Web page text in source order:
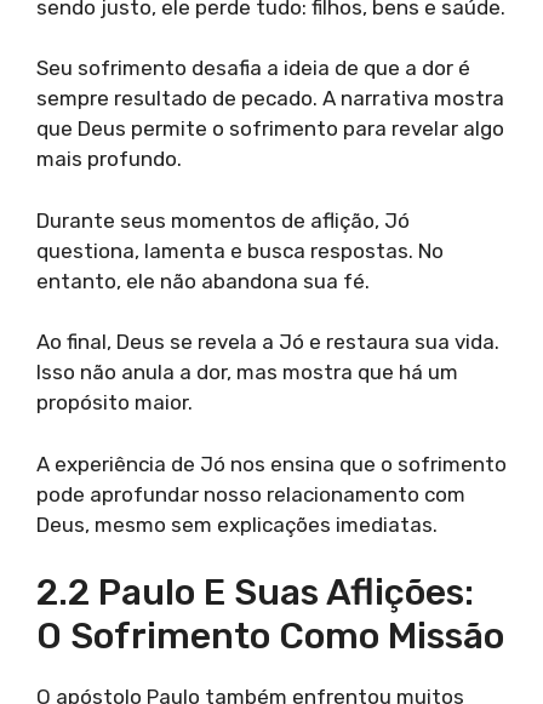
sendo justo, ele perde tudo: filhos, bens e saúde.
Seu sofrimento desafia a ideia de que a dor é
sempre resultado de pecado. A narrativa mostra
que Deus permite o sofrimento para revelar algo
mais profundo.
Durante seus momentos de aflição, Jó
questiona, lamenta e busca respostas. No
entanto, ele não abandona sua fé.
Ao final, Deus se revela a Jó e restaura sua vida.
Isso não anula a dor, mas mostra que há um
propósito maior.
A experiência de Jó nos ensina que o sofrimento
pode aprofundar nosso relacionamento com
Deus, mesmo sem explicações imediatas.
2.2 Paulo E Suas Aflições:
O Sofrimento Como Missão
O apóstolo Paulo também enfrentou muitos